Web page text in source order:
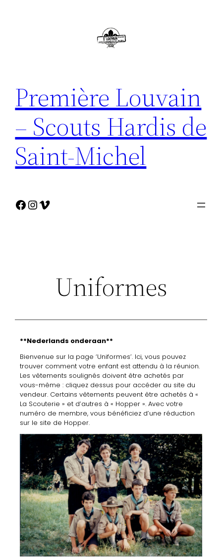
Première Louvain
– Scouts Hardis de
Saint-Michel
Uniformes
**Nederlands onderaan**
Bienvenue sur la page ‘Uniformes’. Ici, vous pouvez
trouver comment votre enfant est attendu à la réunion.
Les vêtements soulignés doivent être achetés par
vous-même : cliquez dessus pour accéder au site du
vendeur. Certains vêtements peuvent être achetés à «
La Scouterie » et d’autres à« Hopper ». Avec votre
numéro de membre, vous bénéficiez d’une réduction
sur le site de Hopper.